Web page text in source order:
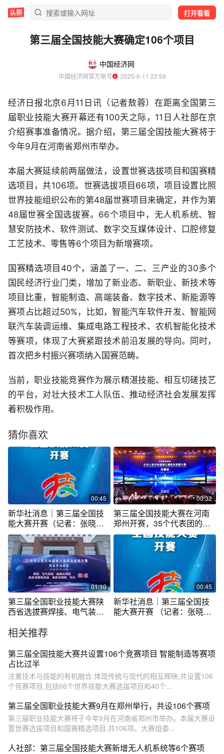
打开看看
第三届全国技能大赛确定106个项目
中国经济网
中国经济网官方账号
  2025-6-11 22:59
经济日报北京6月11日讯（记者敖蓉）在距离全国第三
届职业技能大赛开幕还有100天之际，11日人社部在京
介绍赛事准备情况。据介绍，第三届全国技能大赛将于
今年9月在河南省郑州市举办。
本届大赛延续前两届做法，设置世赛选拔项目和国赛精
选项目，共106项。世赛选拔项目66项，项目设置比照
世界技能组织公布的第48届世赛项目来确定，并作为第
48届世赛全国选拔赛。66个项目中，无人机系统、智
慧安防技术、软件测试、数字交互媒体设计、口腔修复
工艺技术、零售等6个项目为新增赛项。
国赛精选项目40个，涵盖了一、二、三产业的30多个
国民经济行业门类，增加了新业态、新职业、新技术等
项目比重，智能制造、高端装备、数字技术、新能源等
赛项占比超过50%，比如，智能汽车软件开发、智能网
联汽车装调运维、集成电路工程技术、农机智能化技术
等赛项，体现了大赛紧跟技术前沿发展的导向。同时，
首次把乡村振兴赛项纳入国赛范畴。
当前，职业技能竞赛作为展示精湛技能、相互切磋技艺
的平台，对壮大技术工人队伍、推动经济社会发展发挥
着积极作用。
猜你喜欢
00:45
新华社消息｜第三届全国技
能大赛开赛（记者：张晓
洁）
00:32
第三届全国技能大赛在河南
郑州开赛，35个代表团的
3420名选手围绕106个竞赛
项目参赛。
01:10
第三届全国职业技能大赛陕
西省选拔赛焊接、电气装
00:45
新华社消息｜第三届全国技
能大赛开赛 （记者：张晓
相关推荐
第三届全国技能大赛共设置106个竞赛项目 智能制造等赛项
占比过半
注重技术与技能的有机融合,体现传统与现代的相互辉映,共设置106
个竞赛项目,包括66个世界技能大赛选拔项目和40个...
第三届全国职业技能大赛9月在郑州举行，共设106个赛项
第三届职业技能大赛将于今年9月在河南省郑州市举办。本届大赛设
置世赛选拔项目和国赛精选项目,共106项。大赛组委...
人社部：第三届全国技能大赛新增无人机系统等6个赛项